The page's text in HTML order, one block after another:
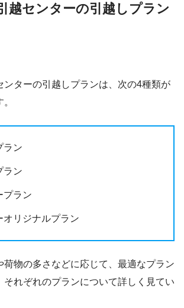
越センターの引越しプラン
ンターの引越しプランは、次の4種類が
ラン
ラン
プラン
オリジナルプラン
荷物の多さなどに応じて、最適なプラン
それぞれのプランについて詳しく見てい